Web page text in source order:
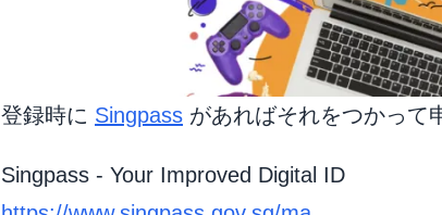
登録時に Singpass があればそれをつかって
Singpass - Your Improved Digital ID